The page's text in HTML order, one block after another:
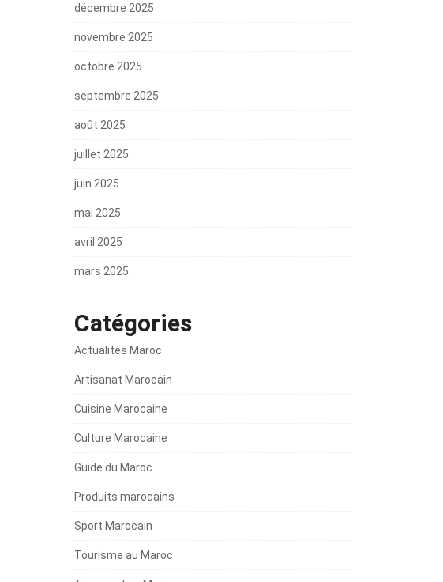
décembre 2025
novembre 2025
octobre 2025
septembre 2025
août 2025
juillet 2025
juin 2025
mai 2025
avril 2025
mars 2025
Catégories
Actualités Maroc
Artisanat Marocain
Cuisine Marocaine
Culture Marocaine
Guide du Maroc
Produits marocains
Sport Marocain
Tourisme au Maroc